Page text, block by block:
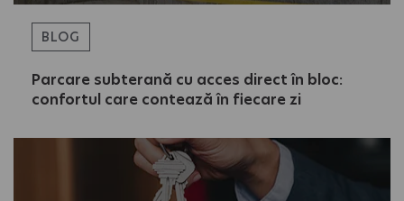
BLOG
Parcare subterană cu acces direct în bloc:
confortul care contează în fiecare zi